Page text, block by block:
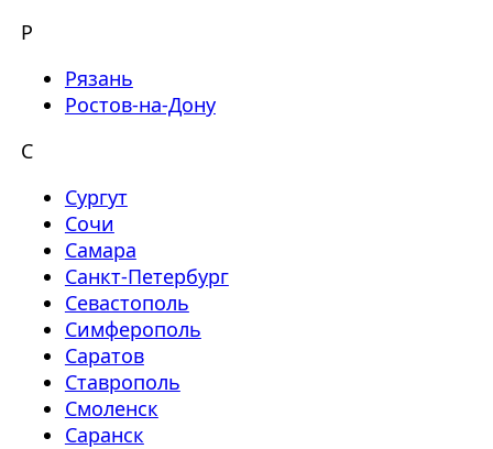
Р
Рязань
Ростов-на-Дону
С
Сургут
Сочи
Самара
Санкт-Петербург
Севастополь
Симферополь
Саратов
Ставрополь
Смоленск
Саранск